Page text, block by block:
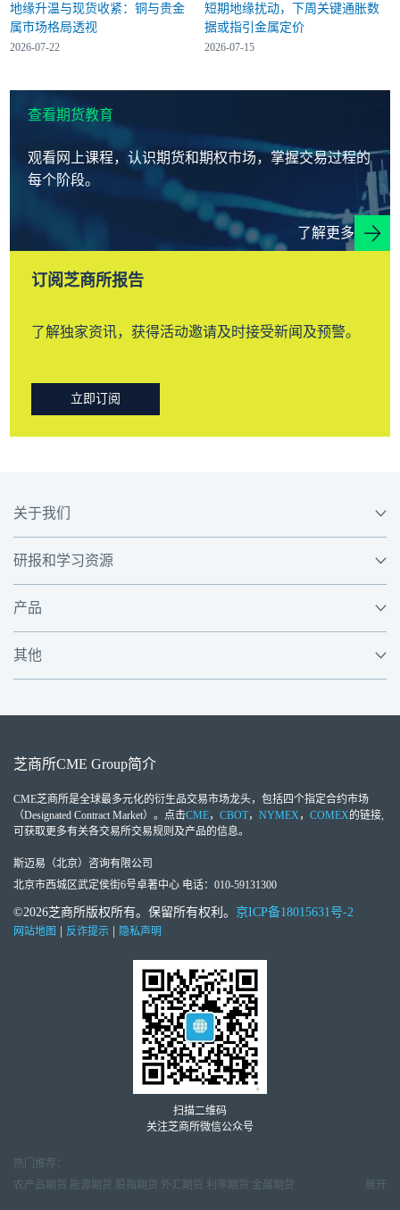
地缘升温与现货收紧：铜与贵金
属市场格局透视
2026-07-22
短期地缘扰动，下周关键通胀数
据或指引金属定价
2026-07-15
查看期货教育
观看网上课程，认识期货和期权市场，掌握交易过程的
每个阶段。
了解更多
订阅芝商所报告
了解独家资讯，获得活动邀请及时接受新闻及预警。
立即订阅
关于我们
研报和学习资源
产品
其他
芝商所CME Group简介
CME芝商所是全球最多元化的衍生品交易市场龙头，包括四个指定合约市场
（Designated Contract Market）。点击CME， CBOT， NYMEX， COMEX的链接,
可获取更多有关各交易所交易规则及产品的信息。
斯迈易（北京）咨询有限公司
北京市西城区武定侯街6号卓著中心 电话：010-59131300
©2026芝商所版权所有。保留所有权利。 京ICP备18015631号-2
网站地图 反诈提示 隐私声明
扫描二维码
关注芝商所微信公众号
热门推荐：
农产品期货 能源期货 股指期货 外汇期货 利率期货 金属期货
展开